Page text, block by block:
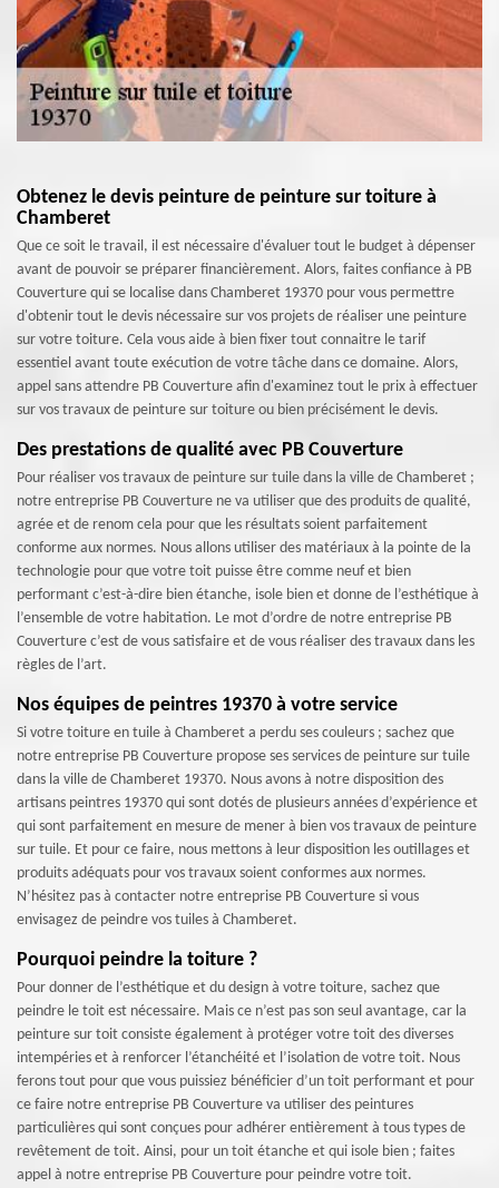
Obtenez le devis peinture de peinture sur toiture à
Chamberet
Que ce soit le travail, il est nécessaire d'évaluer tout le budget à dépenser
avant de pouvoir se préparer financièrement. Alors, faites confiance à PB
Couverture qui se localise dans Chamberet 19370 pour vous permettre
d'obtenir tout le devis nécessaire sur vos projets de réaliser une peinture
sur votre toiture. Cela vous aide à bien fixer tout connaitre le tarif
essentiel avant toute exécution de votre tâche dans ce domaine. Alors,
appel sans attendre PB Couverture afin d'examinez tout le prix à effectuer
sur vos travaux de peinture sur toiture ou bien précisément le devis.
Des prestations de qualité avec PB Couverture
Pour réaliser vos travaux de peinture sur tuile dans la ville de Chamberet ;
notre entreprise PB Couverture ne va utiliser que des produits de qualité,
agrée et de renom cela pour que les résultats soient parfaitement
conforme aux normes. Nous allons utiliser des matériaux à la pointe de la
technologie pour que votre toit puisse être comme neuf et bien
performant c’est-à-dire bien étanche, isole bien et donne de l’esthétique à
l’ensemble de votre habitation. Le mot d’ordre de notre entreprise PB
Couverture c’est de vous satisfaire et de vous réaliser des travaux dans les
règles de l’art.
Nos équipes de peintres 19370 à votre service
Si votre toiture en tuile à Chamberet a perdu ses couleurs ; sachez que
notre entreprise PB Couverture propose ses services de peinture sur tuile
dans la ville de Chamberet 19370. Nous avons à notre disposition des
artisans peintres 19370 qui sont dotés de plusieurs années d’expérience et
qui sont parfaitement en mesure de mener à bien vos travaux de peinture
sur tuile. Et pour ce faire, nous mettons à leur disposition les outillages et
produits adéquats pour vos travaux soient conformes aux normes.
N’hésitez pas à contacter notre entreprise PB Couverture si vous
envisagez de peindre vos tuiles à Chamberet.
Pourquoi peindre la toiture ?
Pour donner de l’esthétique et du design à votre toiture, sachez que
peindre le toit est nécessaire. Mais ce n’est pas son seul avantage, car la
peinture sur toit consiste également à protéger votre toit des diverses
intempéries et à renforcer l’étanchéité et l’isolation de votre toit. Nous
ferons tout pour que vous puissiez bénéficier d’un toit performant et pour
ce faire notre entreprise PB Couverture va utiliser des peintures
particulières qui sont conçues pour adhérer entièrement à tous types de
revêtement de toit. Ainsi, pour un toit étanche et qui isole bien ; faites
appel à notre entreprise PB Couverture pour peindre votre toit.